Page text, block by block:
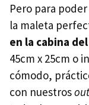
Pero para
la maleta
en la cabina
45cm x 25cm o
cómodo,
con nuestros